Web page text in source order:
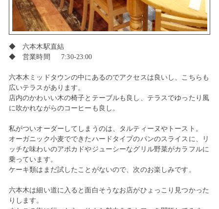
◆ 六本木駅直結
◆ 営業時間 7:30-23:00
六本木ミッドタウンの中にあるのでアクセスは良いし、こちらも
広いテラスがあります。
店内のかわいい木の椅子とテーブルも良し、テラスでゆったり風
に吹かれながらのコーヒーも良し。
私がついオーダーしてしまうのは、タルティーヌやトースト。
オーガニック小麦でできたハードタイプのパンのスライスに、リ
ッチな味わいのアボカドやジューシーなグリル野菜がカラフルに
乗っています。
ケーキ類はまだ試したことがないので、次のお楽しみです。
六本木は細い道に入ると面白そうなお店がひょっこり見つかった
りします。